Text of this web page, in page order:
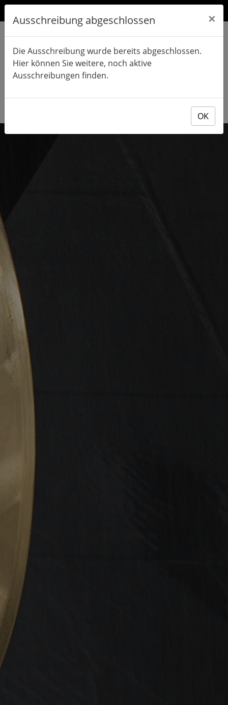
Ausschreibung abgeschlossen ×
Die Ausschreibung wurde bereits abgeschlossen.
Hier können Sie weitere, noch aktive
Ausschreibungen finden.
OK